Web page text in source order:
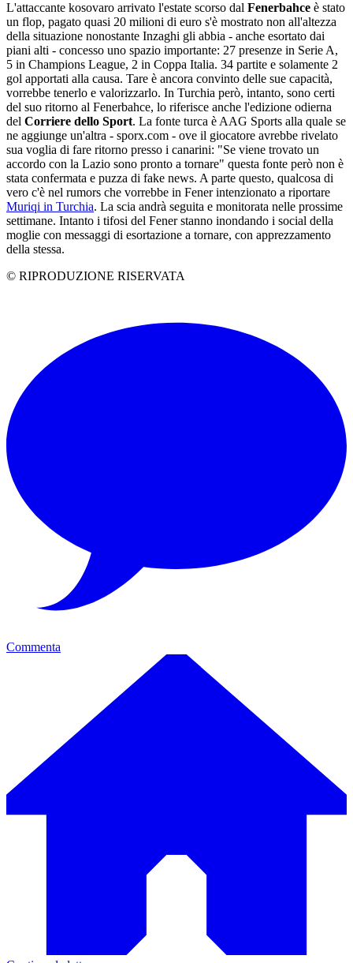
L'attaccante kosovaro arrivato l'estate scorso dal Fenerbahce è stato
un flop, pagato quasi 20 milioni di euro s'è mostrato non all'altezza
della situazione nonostante Inzaghi gli abbia - anche esortato dai
piani alti - concesso uno spazio importante: 27 presenze in Serie A,
5 in Champions League, 2 in Coppa Italia. 34 partite e solamente 2
gol apportati alla causa. Tare è ancora convinto delle sue capacità,
vorrebbe tenerlo e valorizzarlo. In Turchia però, intanto, sono certi
del suo ritorno al Fenerbahce, lo riferisce anche l'edizione odierna
del Corriere dello Sport. La fonte turca è AAG Sports alla quale se
ne aggiunge un'altra - sporx.com - ove il giocatore avrebbe rivelato
sua voglia di fare ritorno presso i canarini: "Se viene trovato un
accordo con la Lazio sono pronto a tornare" questa fonte però non è
stata confermata e puzza di fake news. A parte questo, qualcosa di
vero c'è nel rumors che vorrebbe in Fener intenzionato a riportare
Muriqi in Turchia. La scia andrà seguita e monitorata nelle prossime
settimane. Intanto i tifosi del Fener stanno inondando i social della
moglie con messaggi di esortazione a tornare, con apprezzamento
della stessa.
© RIPRODUZIONE RISERVATA
Commenta